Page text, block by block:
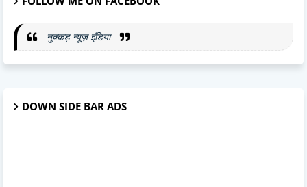
नुक्कड़ न्यूज़ इंडिया
DOWN SIDE BAR ADS